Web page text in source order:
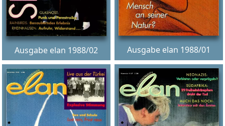
Ausgabe elan 1988/02 Ausgabe elan 1988/01